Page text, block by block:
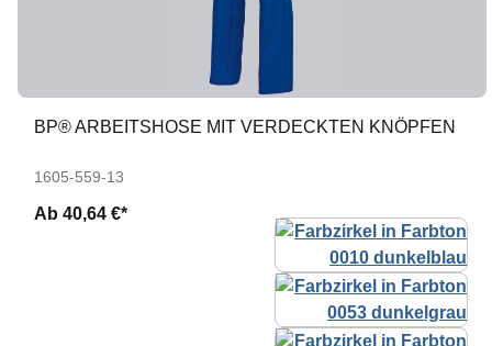
BP® ARBEITSHOSE MIT VERDECKTEN KNÖPFEN
1605-559-13
Ab 40,64 €*